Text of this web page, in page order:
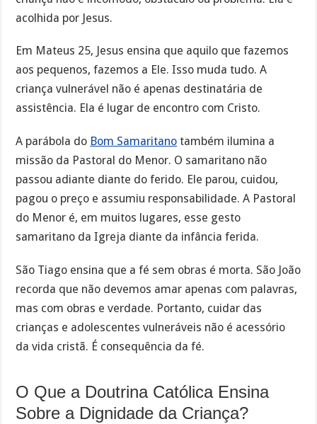
acolhida por Jesus.
Em Mateus 25, Jesus ensina que aquilo que fazemos
aos pequenos, fazemos a Ele. Isso muda tudo. A
criança vulnerável não é apenas destinatária de
assistência. Ela é lugar de encontro com Cristo.
A parábola do Bom Samaritano também ilumina a
missão da Pastoral do Menor. O samaritano não
passou adiante diante do ferido. Ele parou, cuidou,
pagou o preço e assumiu responsabilidade. A Pastoral
do Menor é, em muitos lugares, esse gesto
samaritano da Igreja diante da infância ferida.
São Tiago ensina que a fé sem obras é morta. São João
recorda que não devemos amar apenas com palavras,
mas com obras e verdade. Portanto, cuidar das
crianças e adolescentes vulneráveis não é acessório
da vida cristã. É consequência da fé.
O Que a Doutrina Católica Ensina
Sobre a Dignidade da Criança?